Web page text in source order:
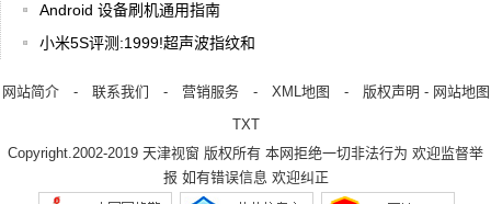
Android 设备刷机通用指南
小米5S评测:1999!超声波指纹和
网站简介- 联系我们 - 营销服务- XML地图 - 版权声明 - 网站地图
TXT
Copyright.2002-2019 天津视窗 版权所有 本网拒绝一切非法行为 欢迎监督举
报 如有错误信息 欢迎纠正